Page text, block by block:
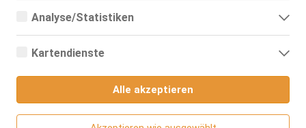
ermöglicht werden. Die Webseite kann ohne diese Cookies nicht
Analyse/Statistiken
Analyse- bzw. Statistikcookies sind Cookies, die der Analyse der
Zugriffsstatistiken dienen. Sie helfen den Webseiten-Besitzern zu
Informationen anonym gesammelt und gemeldet werden.
Kartendienste
Wenn Sie Google Maps auf unserer Webseite nutzen, können
Informationen über Ihre Benutzung dieser Seite sowie Ihre IP-
Adresse an einen Server in den USA übertragen und auf diesem
Alle akzeptieren
LS / Duo
Badeservice
Duschservice
gekonnter Striptease